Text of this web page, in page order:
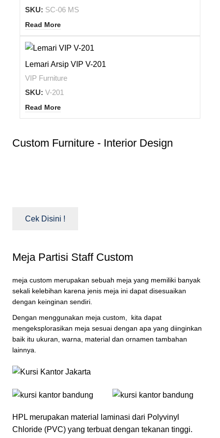
SKU: SC-06 MS
Read More
Lemari Arsip VIP V-201
VIP Furniture
SKU: V-201
Read More
Custom Furniture - Interior Design
Cek Disini !
Meja Partisi Staff Custom
meja custom merupakan sebuah meja yang memiliki banyak
sekali kelebihan karena jenis meja ini dapat disesuaikan
dengan keinginan sendiri.
Dengan menggunakan meja custom, kita dapat
mengeksplorasikan meja sesuai dengan apa yang diinginkan
baik itu ukuran, warna, material dan ornamen tambahan
lainnya.
HPL merupakan material laminasi dari Polyvinyl
Chloride (PVC) yang terbuat dengan tekanan tinggi.